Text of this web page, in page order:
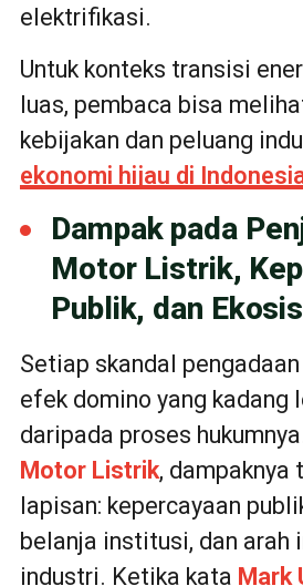
elektrifikasi.
Untuk konteks transisi
luas, pembaca bisa
kebijakan dan peluang
ekonomi hijau di
Dampak pada
Motor Listrik,
Publik, dan
Setiap skandal
efek domino yang kadang
daripada proses
Motor Listrik, dampaknya
lapisan: kepercayaan
belanja institusi, dan arah
industri. Ketika kata Mark